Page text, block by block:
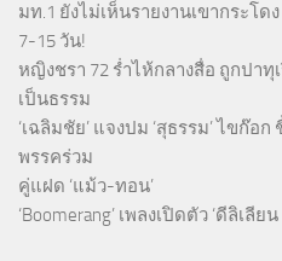
มท.1 ยังไม่เห็นรายงานเขากระโด
7-15 วัน!
หญิงชรา 72 ร่ำไห้กลางสื่อ ถูกปาทุ
เป็นธรรม
‘เฉลิมชัย’ แจงปม ‘สุธรรม’ ไขก๊อ
พรรคร่วม
คู่แฝด ‘แม้ว-ทอน’
‘Boomerang’ เพลงเปิดตัว ‘ดีลิเลีย